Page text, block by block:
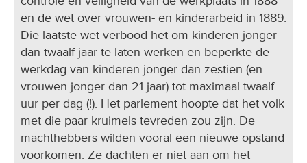
en de wet over vrouwen- en kinderarbeid in 1889.
Die laatste wet verbood het om kinderen jonger
dan twaalf jaar te laten werken en beperkte de
werkdag van kinderen jonger dan zestien (en
vrouwen jonger dan 21 jaar) tot maximaal twaalf
uur per dag (!). Het parlement hoopte dat het volk
met die paar kruimels tevreden zou zijn. De
machthebbers wilden vooral een nieuwe opstand
voorkomen. Ze dachten er niet aan om het